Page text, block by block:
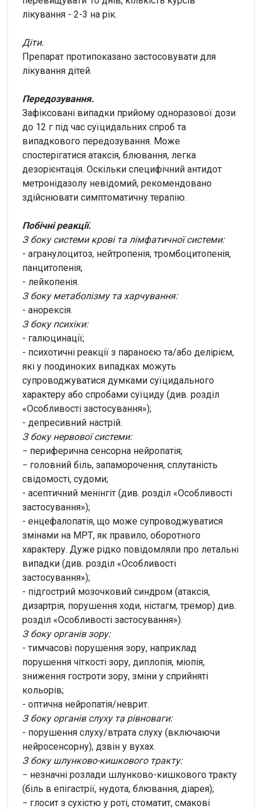
лікування - 2-3 на рік.
Діти.
Препарат протипоказано застосовувати для
лікування дітей.
Передозування.
Зафіксовані випадки прийому одноразової дози
до 12 г під час суїцидальних спроб та
випадкового передозування. Може
спостерігатися атаксія, блювання, легка
дезорієнтація. Оскільки специфічний антидот
метронідазолу невідомий, рекомендовано
здійснювати симптоматичну терапію.
Побічні реакції.
З боку системи крові та лімфатичної системи:
- агранулоцитоз, нейтропенія, тромбоцитопенія,
панцитопенія;
- лейкопенія.
З боку метаболізму та харчування:
- анорексія.
З боку психіки:
- галюцинації;
- психотичні реакції з параноєю та/або делірієм,
які у поодиноких випадках можуть
супроводжуватися думками суїцидального
характеру або спробами суїциду (див. розділ
«Особливості застосування»);
- депресивний настрій.
З боку нервової системи:
− периферична сенсорна нейропатія;
− головний біль, запаморочення, сплутаність
свідомості, судоми;
- асептичний менінгіт (див. розділ «Особливості
застосування»);
- енцефалопатія, що може супроводжуватися
змінами на МРТ, як правило, оборотного
характеру. Дуже рідко повідомляли про летальні
випадки (див. розділ «Особливості
застосування»);
- підгострий мозочковий синдром (атаксія,
дизартрія, порушення ходи, ністагм, тремор) див.
розділ «Особливості застосування»).
З боку органів зору:
- тимчасові порушення зору, наприклад
порушення чіткості зору, диплопія, міопія,
зниження гостроти зору, зміни у сприйняті
кольорів;
- оптична нейропатія/неврит.
З боку органів слуху та рівноваги:
- порушення слуху/втрата слуху (включаючи
нейросенсорну), дзвін у вухах.
З боку шлунково-кишкового тракту:
− незначні розлади шлунково-кишкового тракту
(біль в епігастрії, нудота, блювання, діарея);
− глосит з сухістю у роті, стоматит, смакові